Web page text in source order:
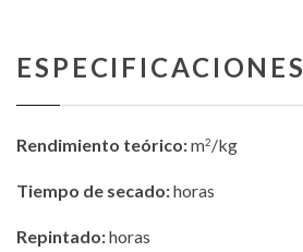
ESPECIFICACIONES
Rendimiento teórico:m2/kg
Tiempo de secado:horas
Repintado:horas